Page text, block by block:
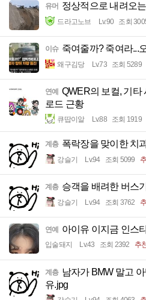
유머 정상적으로 내려오
드라고노브 Lv.90 조회
이슈 죽여줄까? 죽여라...
왜구김당 Lv.73 조회 5289
연예
QWER의 보컬, 기타
로드 근황
큐땁이알 Lv.88 조회 1919
계층 폭락장을 맞이한 치
강슬기 Lv.94 조회 5099
계층 승객을 배려한 버스
강슬기 Lv.94 조회 3762
연예 아이유 이지금 인스
입술돼지 Lv.43 조회 2392 추
계층 남자가 BMW 말고
유.jpg